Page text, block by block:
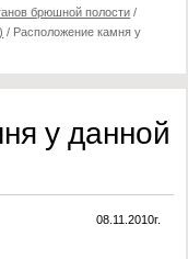
брюшной полости /
/ Расположение камня у
у данной
08.11.2010г.